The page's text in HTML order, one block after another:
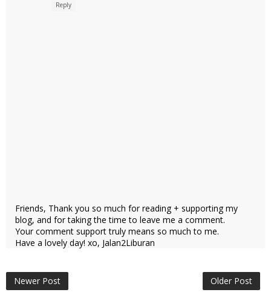
Reply
Friends, Thank you so much for reading + supporting my
blog, and for taking the time to leave me a comment.
Your comment support truly means so much to me.
Have a lovely day! xo, Jalan2Liburan
Newer Post Older Post